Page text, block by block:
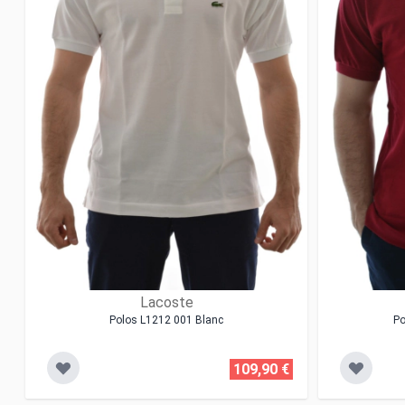
Lacoste
Polos L1212 001 Blanc
109,90 €